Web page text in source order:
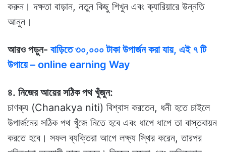
করুন। দক্ষতা বাড়ান, নতুন কিছু শিখুন এবং ক্যারিয়ারে উন্নতি
আনুন।
আরও পড়ুন- বাড়িতে ৩০,০০০ টাকা উপার্জন করা যায়, এই ৭ টি
উপায়ে – online earning Way
৪. নিজের আয়ের সঠিক পথ খুঁজুন:
চাণক্য (Chanakya niti) বিশ্বাস করতেন, ধনী হতে চাইলে
উপার্জনের সঠিক পথ খুঁজে নিতে হবে এবং ধাপে ধাপে তা বাস্তবায়ন
করতে হবে। সফল ব্যক্তিরা আগে লক্ষ্য স্থির করেন, তারপর